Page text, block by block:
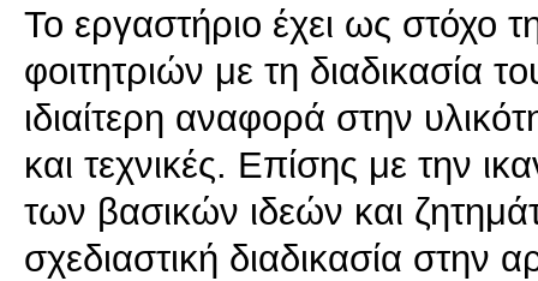
Το εργαστήριο έχει ως στόχο
φοιτητριών με τη διαδικασία
ιδιαίτερη αναφορά στην
και τεχνικές. Επίσης με την
των βασικών ιδεών και
σχεδιαστική διαδικασία στην